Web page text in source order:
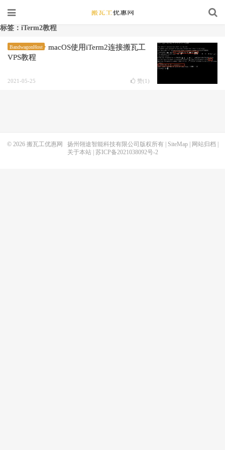
标签：iTerm2教程
BandwagonHost
macOS使用iTerm2连接搬瓦工
VPS教程
2021-05-25 赞(1 )
© 2026 搬瓦工优惠网 扬州翎途智能科技有限公司版权所有 | SiteMap| 网站归档
关于本站| 苏ICP备2021038092号-2